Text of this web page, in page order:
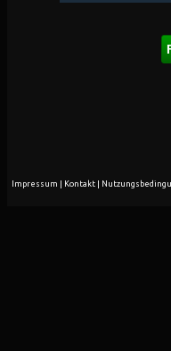
Impressum Kontakt